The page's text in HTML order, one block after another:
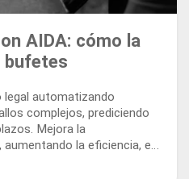
AIDA: cómo la
bufetes
automatizando
complejos, prediciendo
Mejora la
la eficiencia, el